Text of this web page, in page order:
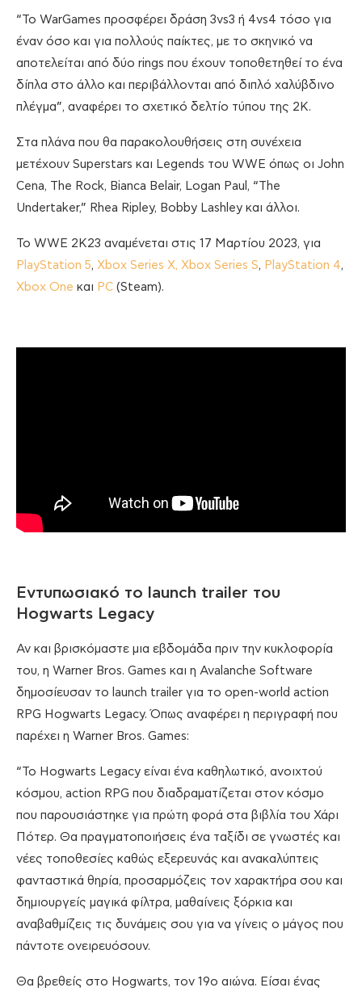
“Το WarGames προσφέρει δράση 3vs3 ή 4vs4 τόσο για
έναν όσο και για πολλούς παίκτες, με το σκηνικό να
αποτελείται από δύο rings που έχουν τοποθετηθεί το ένα
δίπλα στο άλλο και περιβάλλονται από διπλό χαλύβδινο
πλέγμα”, αναφέρει το σχετικό δελτίο τύπου της 2K.
Στα πλάνα που θα παρακολουθήσεις στη συνέχεια
μετέχουν Superstars και Legends του WWE όπως οι John
Cena, The Rock, Bianca Belair, Logan Paul, “The
Undertaker,” Rhea Ripley, Bobby Lashley και άλλοι.
Το WWE 2K23 αναμένεται στις 17 Μαρτίου 2023, για
PlayStation 5, Xbox Series X, Xbox Series S, PlayStation 4,
Xbox One και PC (Steam).
Εντυπωσιακό το launch trailer του
Hogwarts Legacy
Αν και βρισκόμαστε μια εβδομάδα πριν την κυκλοφορία
του, η Warner Bros. Games και η Avalanche Software
δημοσίευσαν το launch trailer για το open-world action
RPG Hogwarts Legacy. Όπως αναφέρει η περιγραφή που
παρέχει η Warner Bros. Games:
“Το Hogwarts Legacy είναι ένα καθηλωτικό, ανοιχτού
κόσμου, action RPG που διαδραματίζεται στον κόσμο
που παρουσιάστηκε για πρώτη φορά στα βιβλία του Χάρι
Πότερ. Θα πραγματοποιήσεις ένα ταξίδι σε γνωστές και
νέες τοποθεσίες καθώς εξερευνάς και ανακαλύπτεις
φανταστικά θηρία, προσαρμόζεις τον χαρακτήρα σου και
δημιουργείς μαγικά φίλτρα, μαθαίνεις ξόρκια και
αναβαθμίζεις τις δυνάμεις σου για να γίνεις ο μάγος που
πάντοτε ονειρευόσουν.
Θα βρεθείς στο Hogwarts, τον 19ο αιώνα. Είσαι ένας